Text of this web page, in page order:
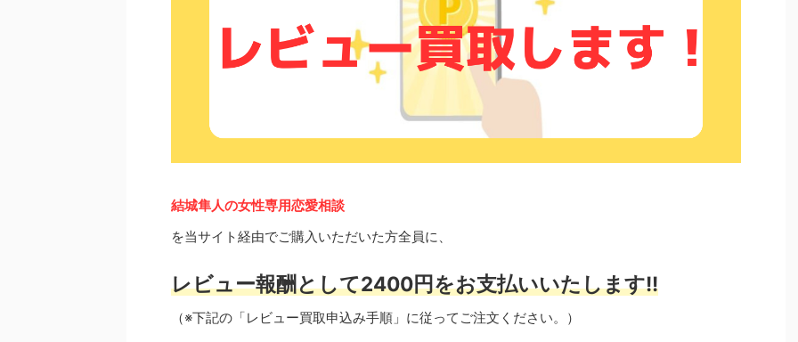
結城隼人の女性専用恋愛相談
を当サイト経由でご購入いただいた方全員に、
レビュー報酬として2400円をお支払いいたします!!
（※下記の「レビュー買取申込み手順」に従ってご注文ください。）